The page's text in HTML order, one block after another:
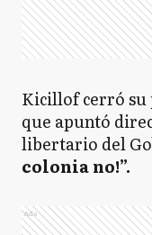
Kicillof cerró su
que apuntó
libertario del
colonia no!”.
Ads